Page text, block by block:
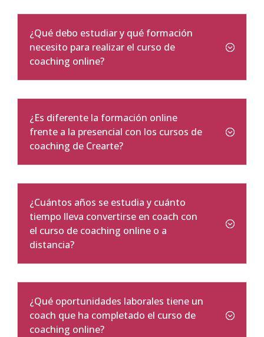
¿Qué debo estudiar y qué formación
necesito para realizar el curso de
coaching online?
¿Es diferente la formación online
frente a la presencial con los cursos de
coaching de Crearte?
¿Cuántos años se estudia y cuánto
tiempo lleva convertirse en coach con
el curso de coaching online o a
distancia?
¿Qué oportunidades laborales tiene un
coach que ha completado el curso de
coaching online?